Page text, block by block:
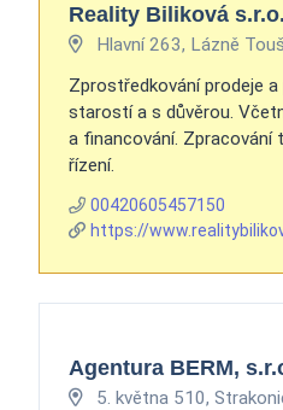
Reality Biliková s.r.o.
Hlavní 263, Lázně
Zprostředkování prodeje
starostí a s důvěrou.
a financování. Zpracování
řízení.
00420605457150
https://
Agentura BERM,
5. května 510,